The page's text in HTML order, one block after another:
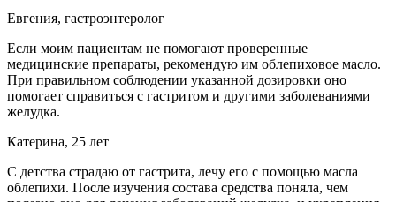
Евгения, гастроэнтеролог
Если моим пациентам не помогают проверенные
медицинские препараты, рекомендую им облепиховое масло.
При правильном соблюдении указанной дозировки оно
помогает справиться с гастритом и другими заболеваниями
желудка.
Катерина, 25 лет
С детства страдаю от гастрита, лечу его с помощью масла
облепихи. После изучения состава средства поняла, чем